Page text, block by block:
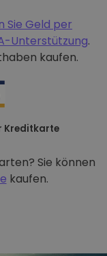
Sie Geld per
Unterstützung.
kaufen.
Kreditkarte
Sie können
kaufen.